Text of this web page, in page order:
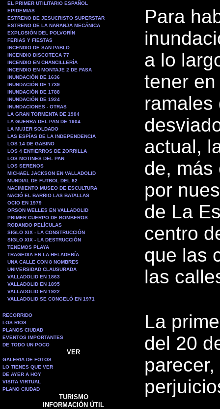
EL PRIMER UTILITARIO ESPAÑOL
EPIDEMIAS
ESTRENO DE JESUCRISTO SUPERSTAR
ESTRENO DE LA NARANJA MECÁNICA
EXPLOSIÓN DEL POLVORÍN
FERIAS Y FIESTAS
INCENDIO DE SAN PABLO
INCENDIO DISCOTECA 77
INCENDIO EN CHANCILLERÍA
INCENDIO EN MONTAJE 2 DE FASA
INUNDACIÓN DE 1636
INUNDACIÓN DE 1739
INUNDACIÓN DE 1788
INUNDACIÓN DE 1924
INUNDACIONES - OTRAS
LA GRAN TORMENTA DE 1904
LA GUERRA DEL PAN DE 1904
LA MUJER SOLDADO
LAS ESPÍAS DE LA INDEPENDENCIA
LOS 14 DE GABINO
LOS 4 ENTIERROS DE ZORRILLA
LOS MOTINES DEL PAN
LOS SERENOS
MICHAEL JACKSON EN VALLADOLID
MUNDIAL DE FUTBOL DEL 82
NACIMIENTO MUSEO DE ESCULTURA
NACIÓ EL BARRIO LAS BATALLAS
OCIO EN 1979
ORSON WELLES EN VALLADOLID
PRIMER CUERPO DE BOMBEROS
RODANDO PELÍCULAS
SIGLO XIX - LA CONSTRUCCIÓN
SIGLO XIX - LA DESTRUCCIÓN
TENEMOS PLAYA
TRAGEDIA EN LA HELADERÍA
UNA CALLE CON 8 NOMBRES
UNIVERSIDAD CLAUSURADA
VALLADOLID EN 1863
VALLADOLID EN 1895
VALLADOLID EN 1922
VALLADOLID SE CONGELÓ EN 1971
RECORRIDO
LOS RIOS
PLANOS CIUDAD
EVENTOS IMPORTANTES
DE TODO UN POCO
VER
GALERIA DE FOTOS
LO TIENES QUE VER
DE AYER A HOY
VISITA VIRTUAL
PLANO CIUDAD
TURISMO
INFORMACIÓN ÚTIL
Para
a lo
tener
ramales
actual,
de, más
por
de La
centro
que las
las
La
del 20